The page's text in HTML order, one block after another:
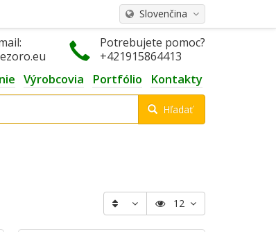
Slovenčina
Potrebujete pomoc?
+421915864413
Výrobcovia Portfólio Kontakty
Hľadať
12